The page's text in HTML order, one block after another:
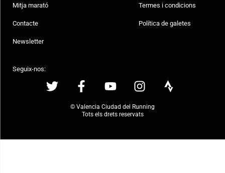
Mitja marató
Contacte
Newsletter
Termes i condicions
Política de galetes
Seguix-nos:
© Valencia Ciudad del Running
Tots els drets reservats